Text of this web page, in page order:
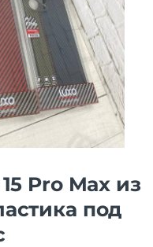
Pro Max из
под